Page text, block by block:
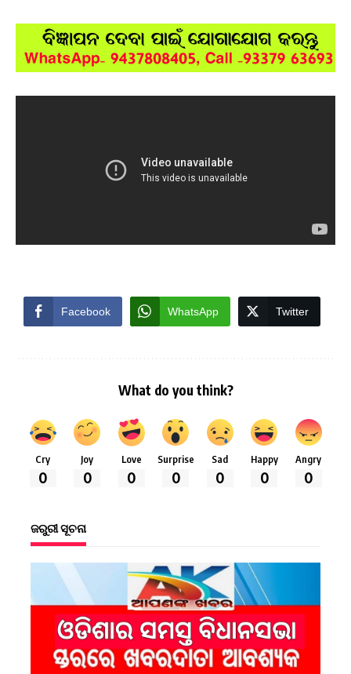
Facebook WhatsApp Twitter
What do you think?
Cry
0
Joy
0
Love
0
Surprise
0
Sad
0
Happy
0
Angry
0
ଜରୁରୀ ସୂଚନା